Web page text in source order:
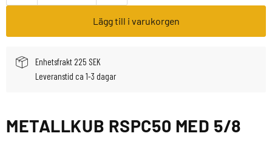
Lägg till i varukorgen
Enhetsfrakt 225 SEK
Leveranstid ca 1-3 dagar
METALLKUB RSPC50 MED 5/8